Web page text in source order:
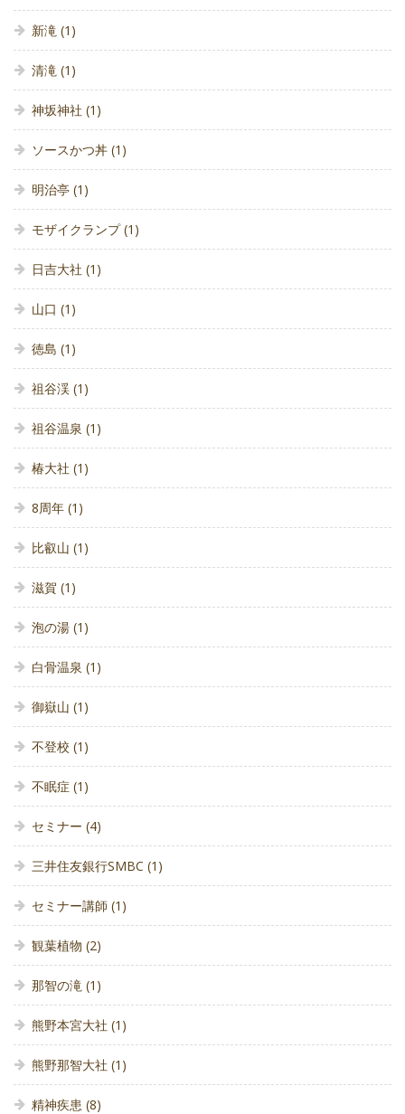
新滝 (1)
清滝 (1)
神坂神社 (1)
ソースかつ丼 (1)
明治亭 (1)
モザイクランプ(1)
日吉大社 (1)
山口 (1)
徳島 (1)
祖谷渓 (1)
祖谷温泉 (1)
椿大社 (1)
8周年 (1)
比叡山 (1)
滋賀 (1)
泡の湯 (1)
白骨温泉 (1)
御嶽山 (1)
不登校 (1)
不眠症 (1)
セミナー (4)
三井住友銀行SMBC (1)
セミナー講師 (1)
観葉植物 (2)
那智の滝 (1)
熊野本宮大社 (1)
熊野那智大社 (1)
精神疾患 (8)